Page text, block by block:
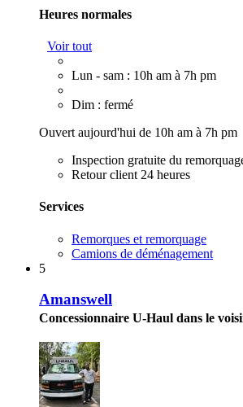
Heures normales
Voir tout
Lun - sam : 10h am à 7h pm
Dim : fermé
Ouvert aujourd'hui de 10h am à 7h pm
Inspection gratuite du
Retour client 24 heures
Services
Remorques et remorquage
Camions de déménagement
5
Amanswell
Concessionnaire U-Haul dans le